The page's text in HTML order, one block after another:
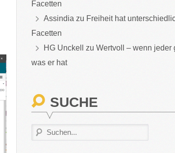
Facetten
Assindia zu Freiheit hat
Facetten
HG Unckell
zu Wertvoll – wenn jeder
was er hat
SUCHE